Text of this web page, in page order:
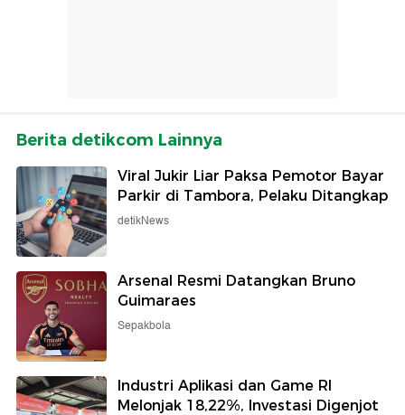
Berita detikcom Lainnya
Viral Jukir Liar Paksa Pemotor Bayar
Parkir di Tambora, Pelaku Ditangkap
detikNews
Arsenal Resmi Datangkan Bruno
Guimaraes
Sepakbola
Industri Aplikasi dan Game RI
Melonjak 18,22%, Investasi Digenjot